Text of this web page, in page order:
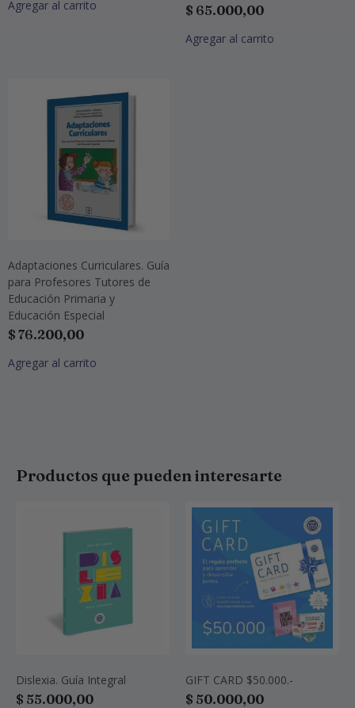
Agregar al carrito $ 65.000,00
Agregar al carrito
Adaptaciones Curriculares. Guía
para Profesores Tutores de
Educación Primaria y
Educación Especial
$ 76.200,00
Agregar al carrito
Productos que pueden interesarte
Dislexia. Guía Integral
$ 55.000,00
GIFT CARD $50.000.-
$ 50.000,00